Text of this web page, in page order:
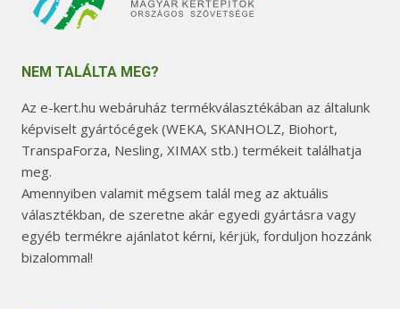
NEM TALÁLTA MEG?
Az e-kert.hu webáruház termékválasztékában az általunk
képviselt gyártócégek (WEKA, SKANHOLZ, Biohort,
TranspaForza, Nesling, XIMAX stb.) termékeit találhatja
meg.
Amennyiben valamit mégsem talál meg az aktuális
választékban, de szeretne akár egyedi gyártásra vagy
egyéb termékre ajánlatot kérni, kérjük, forduljon hozzánk
bizalommal!